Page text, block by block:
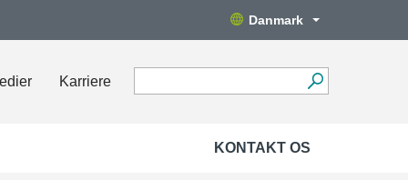
Danmark
Karriere
KONTAKT OS